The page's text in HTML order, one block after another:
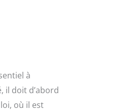
à
il doit d’abord
où il est